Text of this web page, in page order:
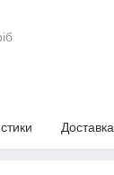
Доставка